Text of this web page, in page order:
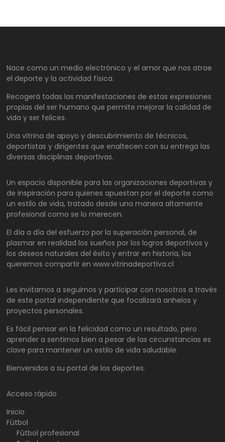
Nace como un medio electrónico y el amor que nos atrae
el deporte y la actividad física.
Recogerá todas las manifestaciones de estas expresiones
propias del ser humano que permite mejorar la calidad de
vida y ser felices.
Una vitrina de apoyo y descubrimiento de técnicos,
deportistas y dirigentes que enaltecen con su entrega las
diversas disciplinas deportivas.
Un espacio disponible para las organizaciones deportivas y
de inspiración para quienes apuestan por el deporte como
un estilo de vida, tratado desde una manera altamente
profesional como se lo merecen.
El día a día del esfuerzo por la superación personal, de
plasmar en realidad los sueños por los logros deportivos y
los deseos naturales del éxito y entrar en historia, los
queremos compartir en www.vitrinadeportiva.cl
Les invitamos a seguirnos y participar con nosotros a través
de este portal independiente que focalizará anhelos y
proyectos personales.
Es fácil pensar en la felicidad como un resultado, pero
aprender a sentirnos bien a pesar de las circunstancias es
clave para mantener un estilo de vida saludable.
Bienvenidos a su portal de los deportes.
Acceso rápido
Inicio
Fútbol
Fútbol profesional